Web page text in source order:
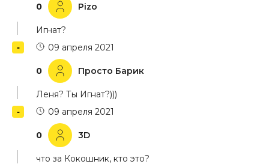
0 Pizo
Игнат?
0 Просто Барик
09 апреля 2021
Леня? Ты Игнат?)))
0 3D
09 апреля 2021
что за Кокошник, кто это?